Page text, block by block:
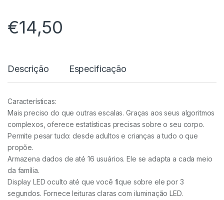
€14,50
Descrição Especificação
Características:
Mais preciso do que outras escalas. Graças aos seus algoritmos
complexos, oferece estatísticas precisas sobre o seu corpo.
Permite pesar tudo: desde adultos e crianças a tudo o que
propõe.
Armazena dados de até 16 usuários. Ele se adapta a cada meio
da família.
Display LED oculto até que você fique sobre ele por 3
segundos. Fornece leituras claras com iluminação LED.